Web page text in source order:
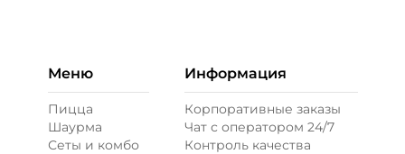
Меню
Пицца
Шаурма
Сеты и комбо
Информация
Корпоративные заказы
Чат с оператором 24/7
Контроль качества